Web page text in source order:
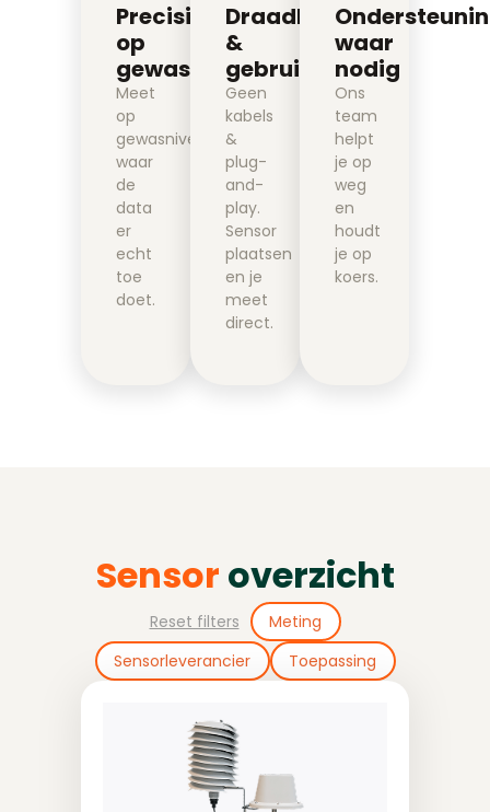
Precisie
op
gewasniveau
Meet
op
gewasniveau,
waar
de
data
er
echt
toe
doet.
Draadloos
&
gebruiksklaar
Geen
kabels
&
plug-
and-
play.
Sensor
plaatsen
en je
meet
direct.
waar
nodig
Ons
team
helpt
je op
weg
en
houdt
je op
koers.
Sensor overzicht
Meting
Sensorleverancier
Toepassing
Reset filters